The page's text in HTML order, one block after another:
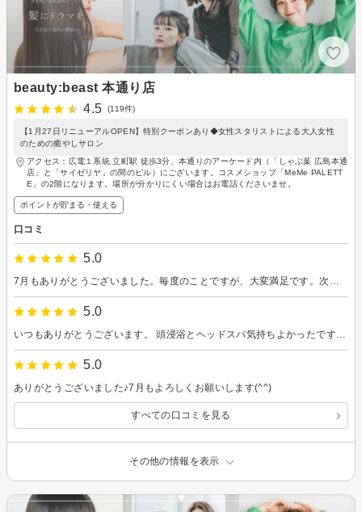
beauty:beast 本通り店
4.5
(119件)
【1月27日リニューアルOPEN】特別クーポンあり◆女性スタリストによる大人女性
のための癒やしサロン
アクセス：広電１系統 立町駅 徒歩3分、本通りのアーケード内（「しゃぶ葉 広島本通
店」と「サイゼリヤ」の間のビル）にございます。コスメショップ「MeMe PALETT
E」の2階になります。場所が分かりにくい場合はお電話くださいませ。
ポイントが貯まる・使える
口コミ
5.0
7月もありがとうございました。毎度のことですが、大変満足です。次回もよろしくお願いします♪
5.0
いつもありがとうございます。 頭浸浴とヘッドスパ気持ちよかったです。次来る時は初カラーに挑戦してみます。
5.0
ありがとうございました♪7月もよろしくお願いします(^^)
すべての口コミを見る
その他の情報を表示